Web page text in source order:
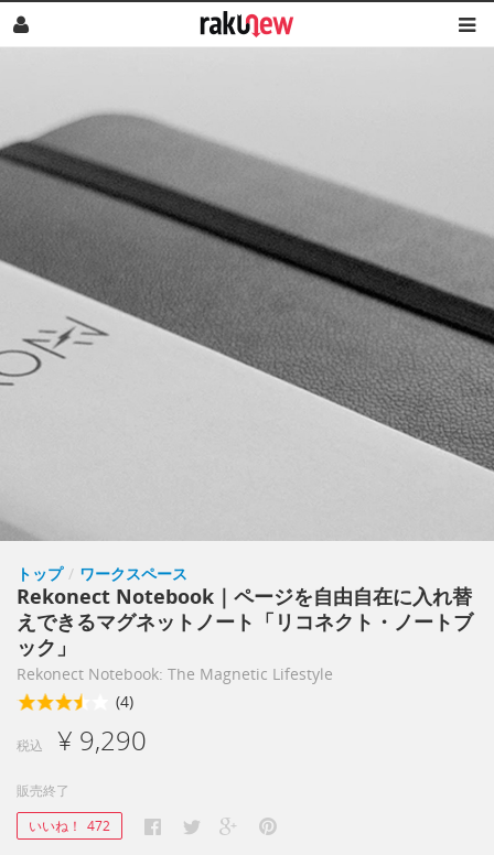
トップ / ワークスペース
Rekonect Notebook｜ページを自由自在に入れ替
えできるマグネットノート「リコネクト・ノートブ
ック」
Rekonect Notebook: The Magnetic Lifestyle
(4)
税込 ¥ 9,290
販売終了
いいね！ 472